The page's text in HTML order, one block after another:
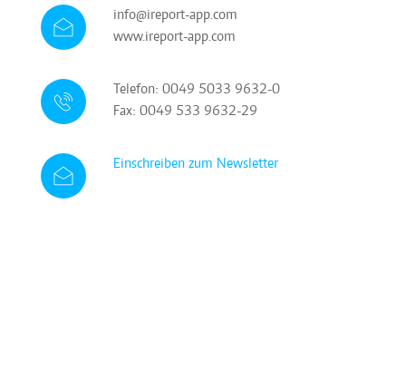
info@ireport-app.com
www.ireport-app.com
Telefon: 0049 5033 9632-0
Fax: 0049 533 9632-29
Einschreiben zum Newsletter